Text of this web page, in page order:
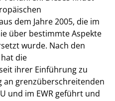
dem Jahre 2005, die im
über bestimmte Aspekte
wurde. Nach den
die
ihrer Einführung zu
an grenzüberschreitenden
und im EWR geführt und